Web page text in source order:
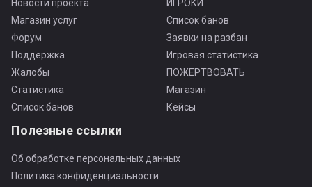
Новости проекта
Магазин услуг
Форум
Поддержка
Жалобы
Статистика
Список банов
ИГРОКИ
Список банов
Заявки на разбан
Игровая статистика
ПОЖЕРТВОВАТЬ
Магазин
Кейсы
Полезные ссылки
Об обработке персональных данных
Политика конфиденциальности